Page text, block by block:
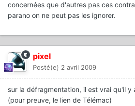
concernées que d'autres pas ces
parano on ne peut pas les ignorer.
pixel
Posté(e) 2 avril 2009
sur la défragmentation, il est vrai qu'il y
(pour preuve, le lien de Télémac)